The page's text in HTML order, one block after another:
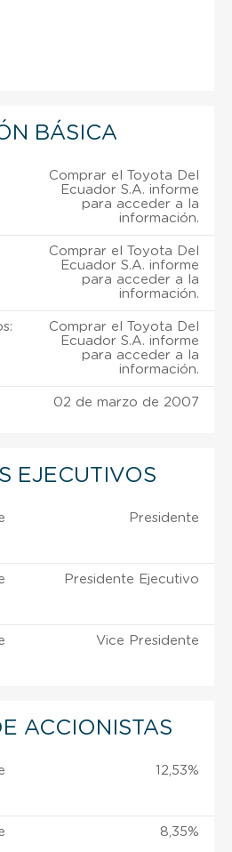
BÁSICA
Comprar el Toyota Del
Ecuador S.A. informe
para acceder a la
información.
Comprar el Toyota Del
Ecuador S.A. informe
para acceder a la
información.
Comprar el Toyota Del
Ecuador S.A. informe
para acceder a la
información.
02 de marzo de 2007
EJECUTIVOS
Presidente
Presidente Ejecutivo
Vice Presidente
ACCIONISTAS
12,53%
8,35%